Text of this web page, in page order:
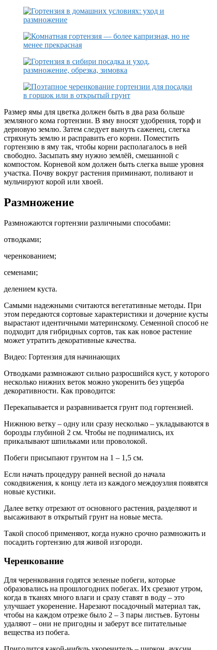
Размер ямы для цветка должен быть в два раза больше
земляного кома гортензии. В яму вносят удобрения, торф и
дерновую землю. Затем следует вынуть саженец, слегка
стряхнуть землю и расправить его корни. Поместить
гортензию в яму так, чтобы корни располагалось в ней
свободно. Засыпать яму нужно землёй, смешанной с
компостом. Корневой ком должен быть слегка выше уровня
участка. Почву вокруг растения приминают, поливают и
мульчируют корой или хвоей.
Размножение
Размножаются гортензии различными способами:
отводками;
черенкованием;
семенами;
делением куста.
Самыми надежными считаются вегетативные методы. При
этом передаются сортовые характеристики и дочерние кусты
вырастают идентичными материнскому. Семенной способ не
подходит для гибридных сортов, так как новое растение
может утратить декоративные качества.
Видео: Гортензия для начинающих
Отводками размножают сильно разросшийся куст, у которого
несколько нижних веток можно укоренить без ущерба
декоративности. Как проводится:
Перекапывается и разравнивается грунт под гортензией.
Нижнюю ветку – одну или сразу несколько – укладываются в
борозды глубиной 2 см. Чтобы не поднимались, их
прикалывают шпильками или проволокой.
Побеги присыпают грунтом на 1 – 1,5 см.
Если начать процедуру ранней весной до начала
сокодвижения, к концу лета из каждого междоузлия появятся
новые кустики.
Далее ветку отрезают от основного растения, разделяют и
высаживают в открытый грунт на новые места.
Такой способ применяют, когда нужно срочно размножить и
посадить гортензию для живой изгороди.
Черенкование
Для черенкования годятся зеленые побеги, которые
образовались на прошлогодних побегах. Их срезают утром,
когда в тканях много влаги и сразу ставят в воду – это
улучшает укоренение. Нарезают посадочный материал так,
чтобы на каждом отрезке было 2 – 3 пары листьев. Бутоны
удаляют – они не пригодны и заберут все питательные
вещества из побега.